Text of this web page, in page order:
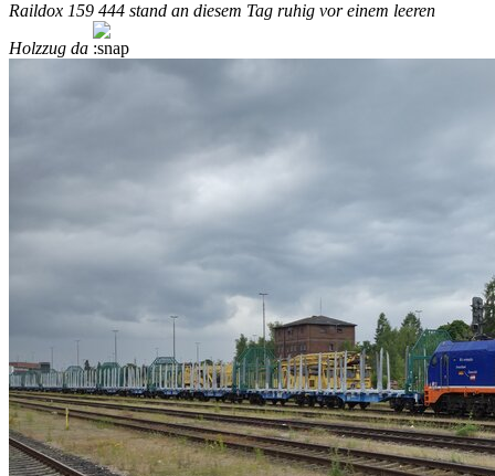
Raildox 159 444 stand an diesem Tag ruhig vor einem leeren
Holzzug da